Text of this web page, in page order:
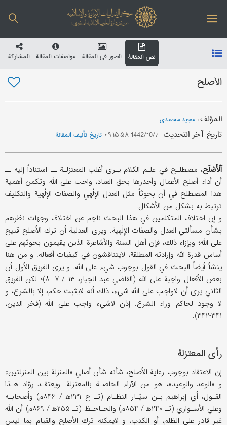
نص المقالة الصور في المقالة مواصفات المقالة المشارکة
الأصلح
المؤلف: مجید محمدی
تاریخ آخر التحدیث: 1442/10/7 ۰۹:۱۵:۵۸ تاریخ تألیف المقالة
اَلْأَصْلَح، مصطلـح في علـم الكلام يـرى أغلب المعتزلـة ــ استناداً إليه ــ
أن أداء أصلح الأعمال وأجدرها بحق العباد، واجب على الله وتكمن أهمية
هذا المصطلح في أن بحوثاً مثل العدل الإلٰهي والصفات الإلٰهية والتكليف
ترتبط به بشكل من الأشكال.
و إن اختلاف المتكلمين في هذا البحث ناجم عن اختلاف وجهات نظرهم
بشأن مسألتي العدل والصفات الإلٰهية. ويرى العدلية أن ترك الأصلح قبيح
على الله؛ وبإزاء ذلك، فإن أهل السنة والأشاعرة الذين يقيمون بحوثهم على
أساس قدرة الله وإرادته المطلقة، لايتناقشون في كيفيات أفعاله. و من هنا
ينشأ أيضاً البحث في القول بوجوب شيء على الله. و يرى الفريق الأول أن
بعض الأفعال واجبة على الله (القاضي عبد الجبار، ۱۳ / ۷- ۸)؛ لكن الفريق
الثاني يرى أن لاواجب على الله شيء، ذلك أنه لايثبت حكم، إلا بالشرع، و
لا وجود لحاكم وراء الشرع. إذن لاشيء واجب على الله (فخر الدين،
۳۴۱-۳۴۲).
رأي المعتزلة
إن الاعتقاد بوجوب رعاية الأصلح، شأنه شأن أصلي «المنزلة بين المنزلتين»
و «الوعد والوعيد»، هو من الآراء الخاصـة بالمعتزلة. ويعتقـد روّاد هـذا
القـول، أي إبراهيم بـن سيّـار النظـام (تـ ح ۲۳۱ه‍ / ۸۴۶م) وأصحابـه
وعلي الأسـواري (تـ ۲۴۰ه‍ / ۸۵۴م) والجـاحـظ (تـ ۲۵۵ه‍ / ۸۶۹م) أن الله
غير قادر على الظلم، أو الكذب، و لايمكنه ترك الأصلح والقيام بما ليس